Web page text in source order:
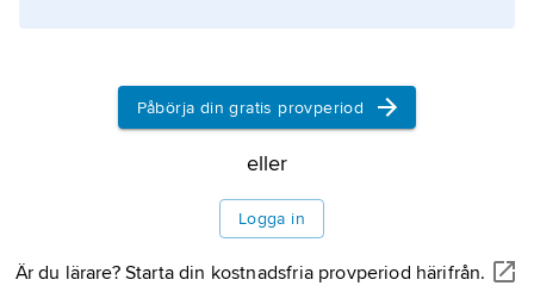
Litteraturanvisning
Information om artikeln
Påbörja din gratis provperiod
eller
Logga in
Är du lärare? Starta din kostnadsfria provperiod härifrån.